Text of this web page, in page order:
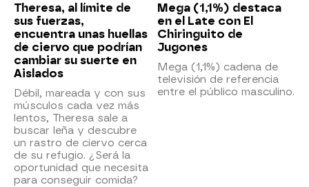
Theresa, al límite de
sus fuerzas,
encuentra unas huellas
de ciervo que podrían
cambiar su suerte en
Aislados
Débil, mareada y con sus
músculos cada vez más
lentos, Theresa sale a
buscar leña y descubre
un rastro de ciervo cerca
de su refugio. ¿Será la
oportunidad que necesita
para conseguir comida?
Mega (1,1%) destaca
en el Late con El
Chiringuito de
Jugones
Mega (1,1%) cadena de
televisión de referencia
entre el público masculino.